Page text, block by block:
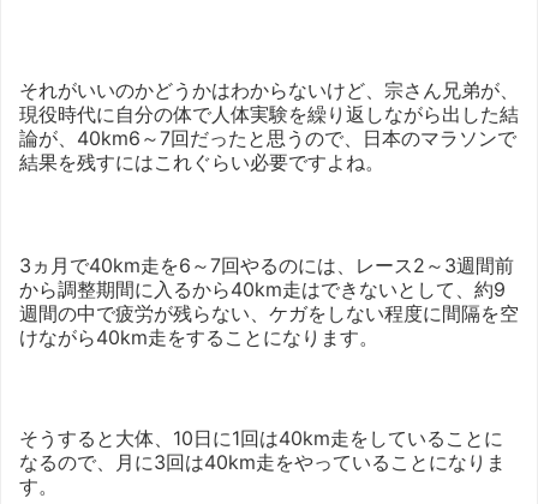
それがいいのかどうかはわからないけど、宗さん兄弟が、
現役時代に自分の体で人体実験を繰り返しながら出した結
論が、40km6～7回だったと思うので、日本のマラソンで
結果を残すにはこれぐらい必要ですよね。
3ヵ月で40km走を6～7回やるのには、レース2～3週間前
から調整期間に入るから40km走はできないとして、約9
週間の中で疲労が残らない、ケガをしない程度に間隔を空
けながら40km走をすることになります。
そうすると大体、10日に1回は40km走をしていることに
なるので、月に3回は40km走をやっていることになりま
す。